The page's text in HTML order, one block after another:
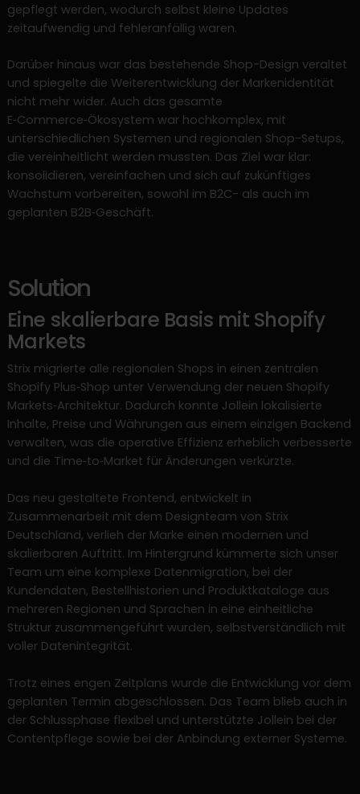
gepflegt werden, wodurch selbst kleine Updates
zeitaufwendig und fehleranfällig waren.
Darüber hinaus war das bestehende Shop-Design veraltet
und spiegelte die Weiterentwicklung der Markenidentität
nicht mehr wider. Auch das gesamte
E‑Commerce‑Ökosystem war hochkomplex, mit
unterschiedlichen Systemen und regionalen Shop-Setups,
die vereinheitlicht werden mussten. Das Ziel war klar:
konsolidieren, vereinfachen und sich auf zukünftiges
Wachstum vorbereiten, sowohl im B2C- als auch im
geplanten B2B‑Geschäft.
Solution
Eine skalierbare Basis mit Shopify
Markets
Strix migrierte alle regionalen Shops in einen zentralen
Shopify Plus‑Shop unter Verwendung der neuen Shopify
Markets‑Architektur. Dadurch konnte Jollein lokalisierte
Inhalte, Preise und Währungen aus einem einzigen Backend
verwalten, was die operative Effizienz erheblich verbesserte
und die Time‑to‑Market für Änderungen verkürzte.
Das neu gestaltete Frontend, entwickelt in
Zusammenarbeit mit dem Designteam von Strix
Deutschland, verlieh der Marke einen modernen und
skalierbaren Auftritt. Im Hintergrund kümmerte sich unser
Team um eine komplexe Datenmigration, bei der
Kundendaten, Bestellhistorien und Produktkataloge aus
mehreren Regionen und Sprachen in eine einheitliche
Struktur zusammengeführt wurden, selbstverständlich mit
voller Datenintegrität.
Trotz eines engen Zeitplans wurde die Entwicklung vor dem
geplanten Termin abgeschlossen. Das Team blieb auch in
der Schlussphase flexibel und unterstützte Jollein bei der
Contentpflege sowie bei der Anbindung externer Systeme.